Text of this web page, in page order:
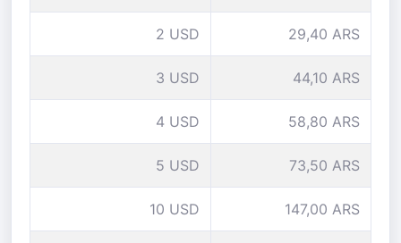
2 USD 29,40 ARS
3 USD 44,10 ARS
4 USD 58,80 ARS
5 USD 73,50 ARS
10 USD 147,00 ARS